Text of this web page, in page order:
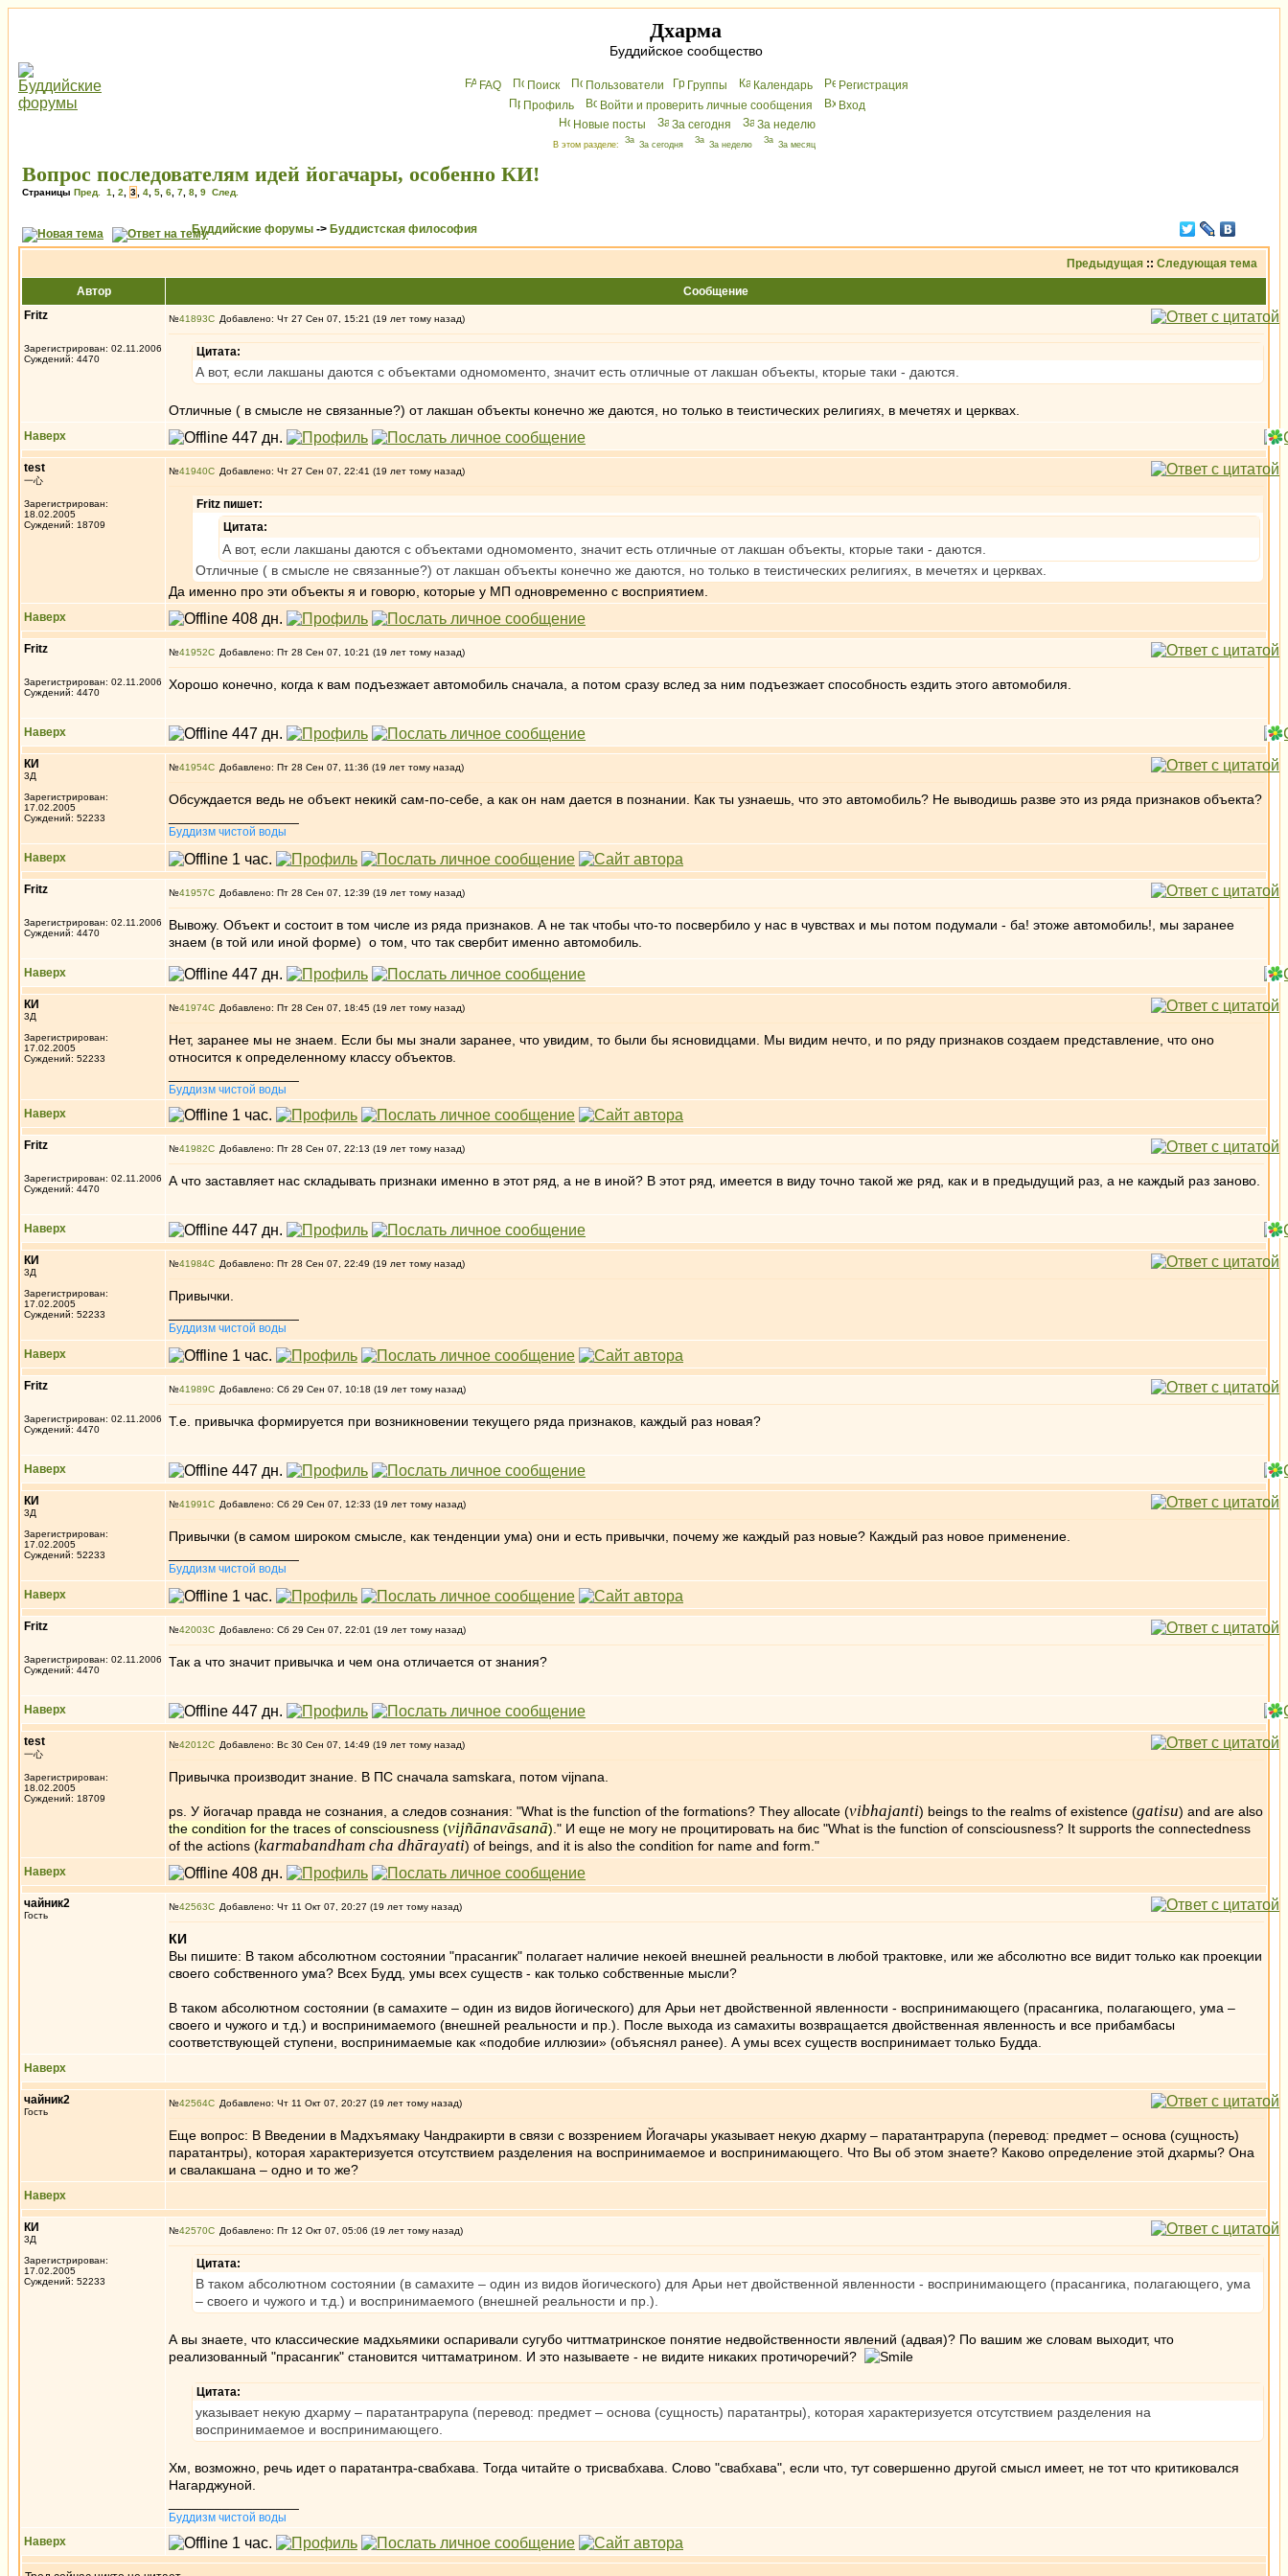
Дхарма
Буддийское сообщество
FAQ Поиск Пользователи Группы Календарь
Peгиcтрaция
Профиль
Войти и проверить личные сообщения
Вхoд
Новые посты
За сегодня За неделю
В этом разделе: За сегодня За неделю За месяц
Вопрос последователям идей йогачары, особенно КИ!
Страницы Пред. 1 2 3 4 5 6 7 8 9 След.
Буддийские форумы -> Буддистская философия
Предыдущая :: Следующая тема
Автор
Сообщение
Fritz
Зарегистрирован: 02.11.2006
Суждений: 4470
№41893 Добавлено: Чт 27 Сен 07, 15:21 (19 лет тому назад)
Цитата:
А вот, если лакшаны даются с объектами одномоменто, значит есть отличные от лакшан объекты, кторые таки - даются.
Отличные ( в смысле не связанные?) от лакшан объекты конечно же даются, но только в теистических религиях, в мечетях и церквах.
Наверх
test
一心
Зарегистрирован:
18.02.2005
Суждений: 18709
№41940 Добавлено: Чт 27 Сен 07, 22:41 (19 лет тому назад)
Fritz пишет:
Цитата:
А вот, если лакшаны даются с объектами одномоменто, значит есть отличные от лакшан объекты, кторые таки - даются.
Отличные ( в смысле не связанные?) от лакшан объекты конечно же даются, но только в теистических религиях, в мечетях и церквах.
Да именно про эти объекты я и говорю, которые у МП одновременно с восприятием.
Наверх
Fritz
Зарегистрирован: 02.11.2006
Суждений: 4470
№41952 Добавлено: Пт 28 Сен 07, 10:21 (19 лет тому назад)
Хорошо конечно, когда к вам подъезжает автомобиль сначала, а потом сразу вслед за ним подъезжает способность ездить этого автомобиля.
Наверх
КИ
3Д
Зарегистрирован:
17.02.2005
Суждений: 52233
№41954 Добавлено: Пт 28 Сен 07, 11:36 (19 лет тому назад)
Обсуждается ведь не объект некикй сам-по-себе, а как он нам дается в познании. Как ты узнаешь, что это автомобиль? Не выводишь разве это из ряда признаков объекта?
Буддизм чистой воды
Наверх
Fritz
Зарегистрирован: 02.11.2006
Суждений: 4470
№41957 Добавлено: Пт 28 Сен 07, 12:39 (19 лет тому назад)
Вывожу. Объект и состоит в том числе из ряда признаков. А не так чтобы что-то посвербило у нас в чувствах и мы потом подумали - ба! этоже автомобиль!, мы заранее
знаем (в той или иной форме) о том, что так свербит именно автомобиль.
Наверх
КИ
3Д
Зарегистрирован:
17.02.2005
Суждений: 52233
№41974 Добавлено: Пт 28 Сен 07, 18:45 (19 лет тому назад)
Нет, заранее мы не знаем. Если бы мы знали заранее, что увидим, то были бы ясновидцами. Мы видим нечто, и по ряду признаков создаем представление, что оно
относится к определенному классу объектов.
Буддизм чистой воды
Наверх
Fritz
Зарегистрирован: 02.11.2006
Суждений: 4470
№41982 Добавлено: Пт 28 Сен 07, 22:13 (19 лет тому назад)
А что заставляет нас складывать признаки именно в этот ряд, а не в иной? В этот ряд, имеется в виду точно такой же ряд, как и в предыдущий раз, а не каждый раз заново.
Наверх
КИ
3Д
Зарегистрирован:
17.02.2005
Суждений: 52233
№41984 Добавлено: Пт 28 Сен 07, 22:49 (19 лет тому назад)
Привычки.
Буддизм чистой воды
Наверх
Fritz
Зарегистрирован: 02.11.2006
Суждений: 4470
№41989 Добавлено: Сб 29 Сен 07, 10:18 (19 лет тому назад)
Т.е. привычка формируется при возникновении текущего ряда признаков, каждый раз новая?
Наверх
КИ
3Д
Зарегистрирован:
17.02.2005
Суждений: 52233
№41991 Добавлено: Сб 29 Сен 07, 12:33 (19 лет тому назад)
Привычки (в самом широком смысле, как тенденции ума) они и есть привычки, почему же каждый раз новые? Каждый раз новое применение.
Буддизм чистой воды
Наверх
Fritz
Зарегистрирован: 02.11.2006
Суждений: 4470
№42003 Добавлено: Сб 29 Сен 07, 22:01 (19 лет тому назад)
Так а что значит привычка и чем она отличается от знания?
Наверх
test
一心
Зарегистрирован:
18.02.2005
Суждений: 18709
№42012 Добавлено: Вс 30 Сен 07, 14:49 (19 лет тому назад)
Привычка производит знание. В ПС сначала samskara, потом vijnana.
ps. У йогачар правда не сознания, а следов сознания: "What is the function of the formations? They allocate (vibhajanti) beings to the realms of existence (gatisu) and are also
the condition for the traces of consciousness (vijñānavāsanā) ." И еще не могу не процитировать на бис "What is the function of consciousness? It supports the connectedness
of the actions (karmabandham cha dhārayati) of beings, and it is also the condition for name and form."
Наверх
чайник2
Гость
№42563 Добавлено: Чт 11 Окт 07, 20:27 (19 лет тому назад)
КИ
Вы пишите: В таком абсолютном состоянии "прасангик" полагает наличие некоей внешней реальности в любой трактовке, или же абсолютно все видит только как проекции
своего собственного ума? Всех Будд, умы всех существ - как только собственные мысли?
В таком абсолютном состоянии (в самахите – один из видов йогического) для Арьи нет двойственной явленности - воспринимающего (прасангика, полагающего, ума –
своего и чужого и т.д.) и воспринимаемого (внешней реальности и пр.). После выхода из самахиты возвращается двойственная явленность и все прибамбасы
соответствующей ступени, воспринимаемые как «подобие иллюзии» (объяснял ранее). А умы всех существ воспринимает только Будда.
Наверх
чайник2
Гость
№42564 Добавлено: Чт 11 Окт 07, 20:27 (19 лет тому назад)
Еще вопрос: В Введении в Мадхъямаку Чандракирти в связи с воззрением Йогачары указывает некую дхарму – паратантрарупа (перевод: предмет – основа (сущность)
паратантры), которая характеризуется отсутствием разделения на воспринимаемое и воспринимающего. Что Вы об этом знаете? Каково определение этой дхармы? Она
и свалакшана – одно и то же?
Наверх
КИ
3Д
Зарегистрирован:
17.02.2005
Суждений: 52233
№42570 Добавлено: Пт 12 Окт 07, 05:06 (19 лет тому назад)
Цитата:
В таком абсолютном состоянии (в самахите – один из видов йогического) для Арьи нет двойственной явленности - воспринимающего (прасангика, полагающего, ума
– своего и чужого и т.д.) и воспринимаемого (внешней реальности и пр.).
А вы знаете, что классические мадхьямики оспаривали сугубо читтматринское понятие недвойственности явлений (адвая)? По вашим же словам выходит, что
реализованный "прасангик" становится читтаматрином. И это называете - не видите никаких протичоречий?
Цитата:
указывает некую дхарму – паратантрарупа (перевод: предмет – основа (сущность) паратантры), которая характеризуется отсутствием разделения на
воспринимаемое и воспринимающего.
Хм, возможно, речь идет о паратантра-свабхава. Тогда читайте о трисвабхава. Слово "свабхава", если что, тут совершенно другой смысл имеет, не тот что критиковался
Нагарджуной.
Буддизм чистой воды
Наверх